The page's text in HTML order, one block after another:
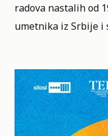
radova nastalih od
umetnika iz Srbije i